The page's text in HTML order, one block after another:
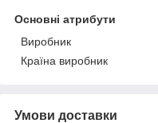
Основні атрибути
Виробник
Країна виробник
Умови доставки